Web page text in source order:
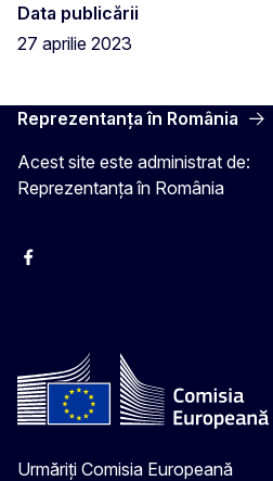
Data publicării
27 aprilie 2023
Reprezentanța în România
Acest site este administrat de:
Reprezentanța în România
Facebook
Urmăriți Comisia Europeană